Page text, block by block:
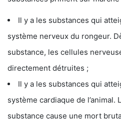
Il y a les substances qui
système nerveux du rongeur.
substance, les cellules
directement détruites ;
Il y a les substances qui
système cardiaque de l’animal.
substance cause une mort